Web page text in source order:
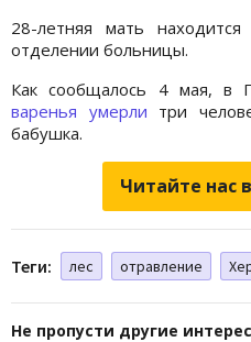
28-летняя мать
отделении больницы.
Как сообщалось 4 мая, в
варенья умерли три
бабушка.
Читайте нас
Теги: лес отравление
Не пропусти другие